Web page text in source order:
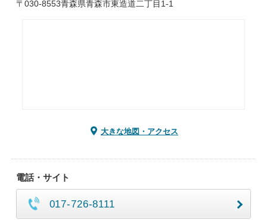
〒030-8553青森県青森市東造道二丁目1-1
大きな地図・アクセス
電話・サイト
017-726-8111